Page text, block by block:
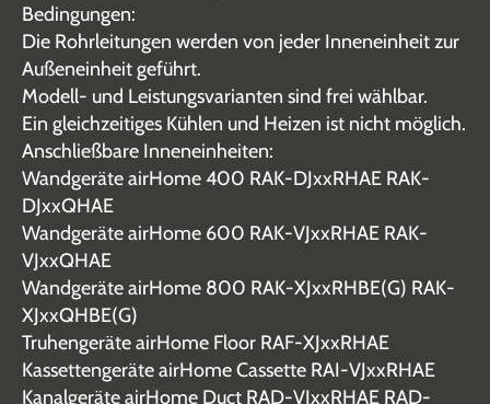
Bedingungen:
Die Rohrleitungen werden von jeder Inneneinheit zur
Außeneinheit geführt.
Modell- und Leistungsvarianten sind frei wählbar.
Ein gleichzeitiges Kühlen und Heizen ist nicht möglich.
Anschließbare Inneneinheiten:
Wandgeräte airHome 400 RAK-DJxxRHAE RAK-
DJxxQHAE
Wandgeräte airHome 600 RAK-VJxxRHAE RAK-
VJxxQHAE
Wandgeräte airHome 800 RAK-XJxxRHBE(G) RAK-
XJxxQHBE(G)
Truhengeräte airHome Floor RAF-XJxxRHAE
Kassettengeräte airHome Cassette RAI-VJxxRHAE
Kanalgeräte airHome Duct RAD-VJxxRHAE RAD-